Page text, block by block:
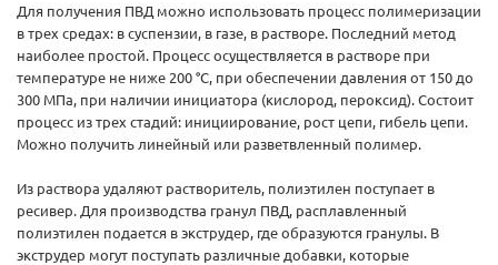
Для получения ПВД можно использовать процесс полимеризации
в трех средах: в суспензии, в газе, в растворе. Последний метод
наиболее простой. Процесс осуществляется в растворе при
температуре не ниже 200 °С, при обеспечении давления от 150 до
300 МПа, при наличии инициатора (кислород, пероксид). Состоит
процесс из трех стадий: инициирование, рост цепи, гибель цепи.
Можно получить линейный или разветвленный полимер.
Из раствора удаляют растворитель, полиэтилен поступает в
ресивер. Для производства гранул ПВД, расплавленный
полиэтилен подается в экструдер, где образуются гранулы. В
экструдер могут поступать различные добавки, которые